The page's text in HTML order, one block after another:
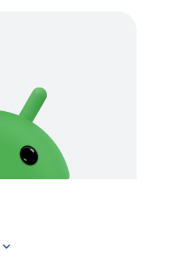
expand_more